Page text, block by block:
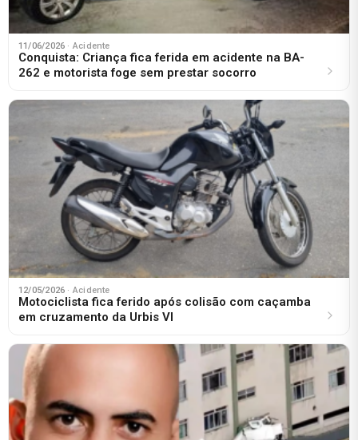
11/06/2026 · Acidente
Conquista: Criança fica ferida em acidente na BA-
262 e motorista foge sem prestar socorro
12/05/2026 · Acidente
Motociclista fica ferido após colisão com caçamba
em cruzamento da Urbis VI